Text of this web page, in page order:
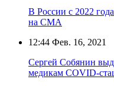
В России с 2022
на СМА
12:44 Фев. 16, 2021
Сергей Собянин
медикам COVID-